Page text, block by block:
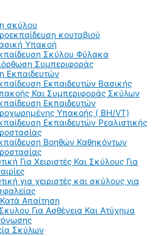
σκύλου
κουταβιού
Υπακοή
Σκύλου Φύλακα
Συμπεριφοράς
Εκπαιδευτών
Εκπαιδευτών Βασικής
Και Συμπεριφοράς Σκύλων
Εκπαιδευτών
Υπακοής ( BH/VT)
Εκπαιδευτών Ρεαλιστικής
Βοηθών Καθηκόντων
Για Χειριστές Και Σκύλους Για
για χειριστές και σκύλους για
Απαίτηση
Για Ασθένεια Και Ατύχημα
Σκύλων